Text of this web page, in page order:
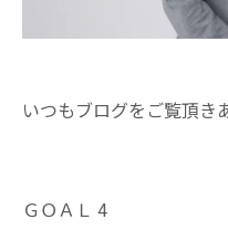
いつもブログをご覧頂き
ＧＯＡＬ 4